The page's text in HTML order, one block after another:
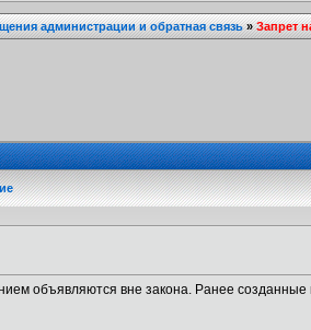
администрации и обратная связь»Запрет
объявляются вне закона. Ранее